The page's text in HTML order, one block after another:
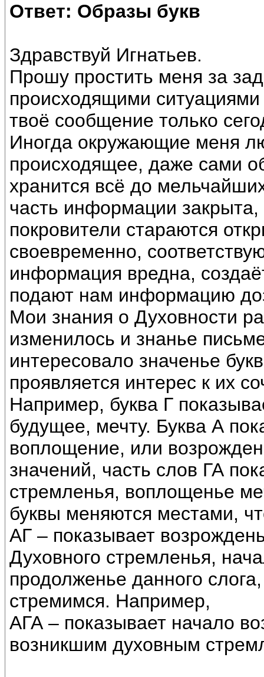
Ответ: Образы букв
Здравствуй Игнатьев.
Прошу простить меня за
происходящими
твоё сообщение только
Иногда окружающие меня
происходящее, даже сами
хранится всё до
часть информации
покровители стараются
своевременно,
информация вредна,
подают нам информацию
Мои знания о Духовности
изменилось и знанье
интересовало значенье
проявляется интерес к их
Например, буква Г
будущее, мечту. Буква А
воплощение, или
значений, часть слов ГА
стремленья, воплощенье
буквы меняются местами,
АГ – показывает
Духовного стремленья,
продолженье данного
стремимся. Например,
АГА – показывает начало
возникшим духовным